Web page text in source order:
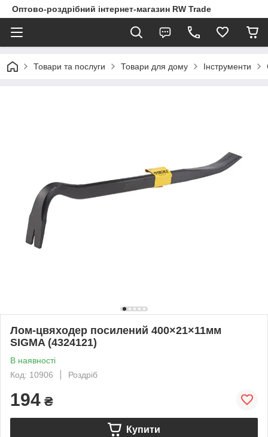
Оптово-роздрібний інтернет-магазин RW Trade
Товари та послуги Товари для дому Інструменти
Лом-цвяходер посилений 400×21×11мм
SIGMA (4324121)
В наявності
Код: 10906
Роздріб
194 ₴
Купити